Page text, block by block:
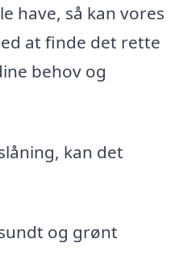
have, så kan vores
at finde det rette
behov og
kan det
og grønt